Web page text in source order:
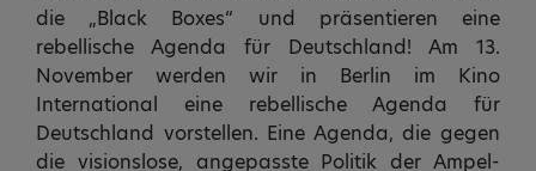
die „Black Boxes“ und präsentieren eine
rebellische Agenda für Deutschland! Am 13.
November werden wir in Berlin im Kino
International eine rebellische Agenda für
Deutschland vorstellen. Eine Agenda, die gegen
die visionslose, angepasste Politik der Ampel-